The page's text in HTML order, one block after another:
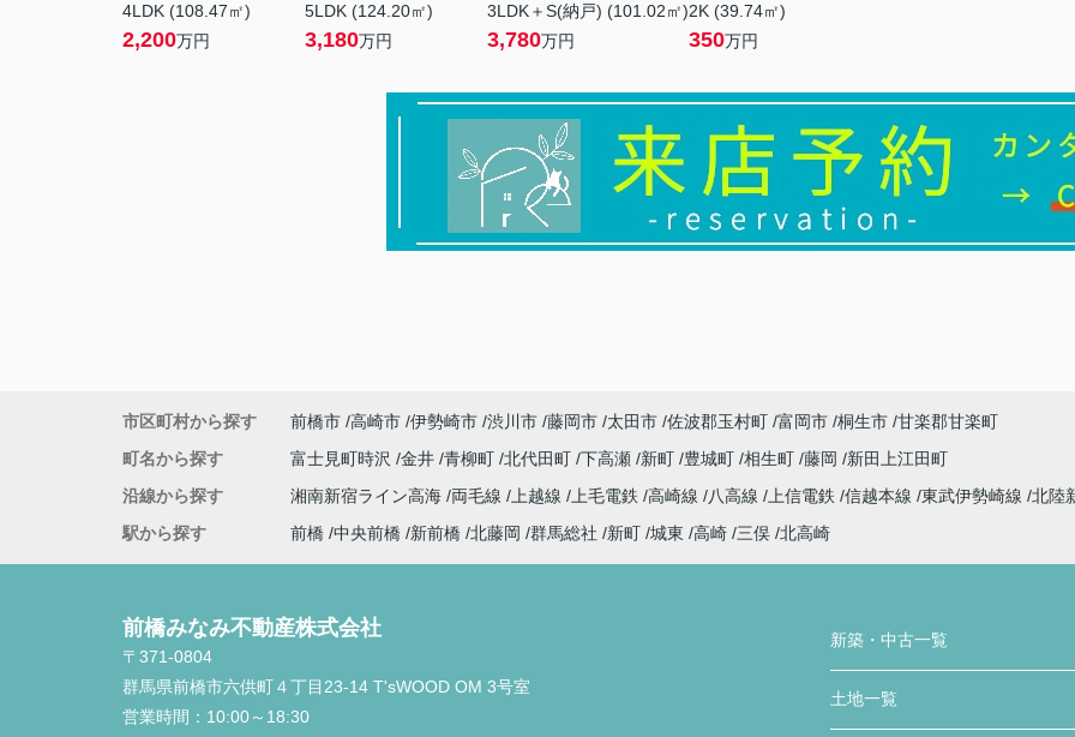
4LDK (108.47㎡)
2,200万円
5LDK (124.20㎡)
3,180万円
3LDK＋S(納戸) (101.02㎡)
3,780万円
2K (39.74㎡)
350万円
市区町村から探す 前橋市 高崎市 伊勢崎市 渋川市 藤岡市 太田市 佐波郡玉村町 富岡市 桐生市 甘楽郡甘楽町
町名から探す
富士見町時沢 金井 青柳町 北代田町 下高瀬 新町 豊城町 相生町 藤岡
新田上江田町
沿線から探す
湘南新宿ライン高海 両毛線 上越線 上毛電鉄 高崎線 八高線 上信電鉄 信越本線 東武伊勢崎線 北陸
駅から探す
前橋 中央前橋 新前橋 北藤岡 群馬総社 新町 城東 高崎 三俣 北高崎
前橋みなみ不動産株式会社
〒371-0804
群馬県前橋市六供町４丁目23‐14 T'sWOOD OM 3号室
営業時間： 10:00～18:30
新築・中古一覧
土地一覧